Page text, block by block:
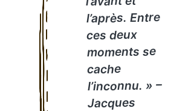
l’après. Entre
ces deux
moments se
cache
l’inconnu. » –
Jacques